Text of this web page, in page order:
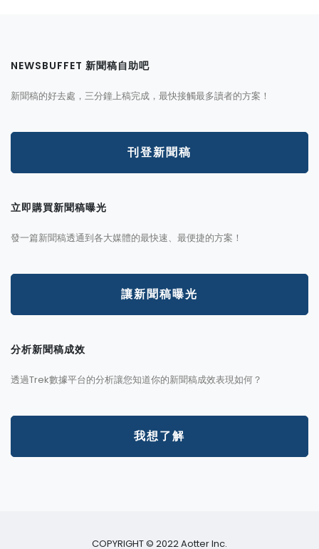
NEWSBUFFET 新聞稿自助吧
新聞稿的好去處，三分鐘上稿完成，最快接觸最多讀者的方案！
刊登新聞稿
立即購買新聞稿曝光
發一篇新聞稿透通到各大媒體的最快速、最便捷的方案！
讓新聞稿曝光
分析新聞稿成效
透過Trek數據平台的分析讓您知道你的新聞稿成效表現如何？
我想了解
COPYRIGHT © 2022 Aotter Inc.